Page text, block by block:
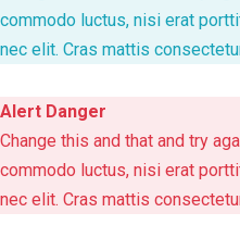
commodo luctus, nisi erat
nec elit. Cras mattis
Alert Danger
Change this and that and try
commodo luctus, nisi erat
nec elit. Cras mattis